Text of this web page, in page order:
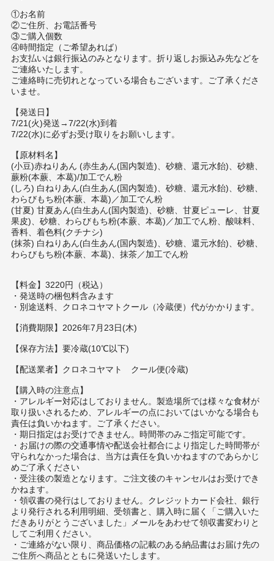
①お名前
②ご住所、お電話番号
③ご購入個数
④時間指定（ご希望あれば）
お支払いは銀行振込のみとなります。折り返しお振込み先などを
ご連絡いたします。
ご連絡時に売切れとなっている場合もございます。ご了承くださ
いませ。
【発送日】
7/21(火)発送→7/22(水)到着
7/22(水)に必ずお受け取りをお願いします。
【原材料名】
(小豆)赤ねりあん (赤生あん(国内製造)、砂糖、還元水飴)、砂糖、
蕨粉(本蕨、本葛)/加工でん粉
(しろ) 白ねりあん(白生あん(国内製造)、砂糖、還元水飴)、砂糖、
わらびもち粉(本蕨、本葛)／加工でん粉
(甘夏) 甘夏あん(白生あん(国内製造)、砂糖、甘夏ピューレ、甘夏
果皮)、砂糖、わらびもち粉(本蕨、本葛)／加工でん粉、酸味料、
香料、着色料(クチナシ)
(抹茶) 白ねりあん(白生あん(国内製造)、砂糖、還元水飴)、砂糖、
わらびもち粉(本蕨、本葛)、抹茶／加工でん粉
【料金】3220円（税込）
・発送時の梱包料含みます
・別途送料、クロネコヤマトクール（冷蔵便）代がかかります。
【消費期限】2026年7月23日(木)
【保存方法】要冷蔵(10℃以下)
【配送業者】クロネコヤマト クール便(冷蔵)
【購入時の注意点】
・アレルギー対応はしておりません。製造場所では様々な食材が
取り扱いされるため、アレルギーの点においてはいかなる場合も
責任は負いかねます。ご了承ください。
・期日指定はお受けできません。時間帯のみご指定可能です。
・お届けの際の交通事情や配送会社都合により指定した時間帯が
守られなかった場合は、当方は責任を負いかねますのであらかじ
めご了承ください
・受注後の製造となります。ご注文後のキャンセルはお受けでき
かねます。
・領収書の発行はしておりません。クレジットカード会社、銀行
より発行される利用明細、受領書と、購入時に届く「ご購入いた
だきありがとうございました」メールをあわせて領収書変わりと
してご利用ください。
・ご連絡がない限り、商品価格の記載のある納品書はお届け先の
ご住所へ商品とともに発送いたします。